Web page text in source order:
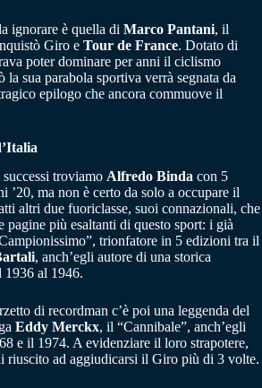
ignorare è quella di Marco Pantani, il
Giro e Tour de France. Dotato di
poter dominare per anni il ciclismo
sua parabola sportiva verrà segnata da
epilogo che ancora commuove il
troviamo Alfredo Binda con 5
’20, ma non è certo da solo a occupare il
altri due fuoriclasse, suoi connazionali, che
pagine più esaltanti di questo sport: i già
trionfatore in 5 edizioni tra il
, anch’egli autore di una storica
1936 al 1946.
di recordman c’è poi una leggenda del
Eddy Merckx, il “Cannibale”, anch’egli
e il 1974. A evidenziare il loro strapotere,
riuscito ad aggiudicarsi il Giro più di 3 volte.